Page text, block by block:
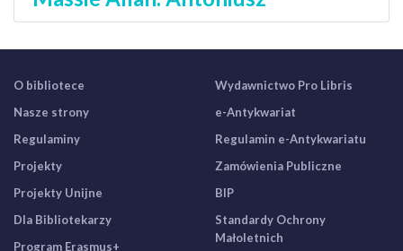
O bibliotece
Nasze strony
Regulaminy
Projekty
Projekty Unijne
Dla Bibliotekarzy
Program Erasmus+
Wydawnictwo Pro Libris
e-Antykwariat
Regulamin e-Antykwariatu
Zamówienia Publiczne
BIP
Standardy Ochrony
Małoletnich